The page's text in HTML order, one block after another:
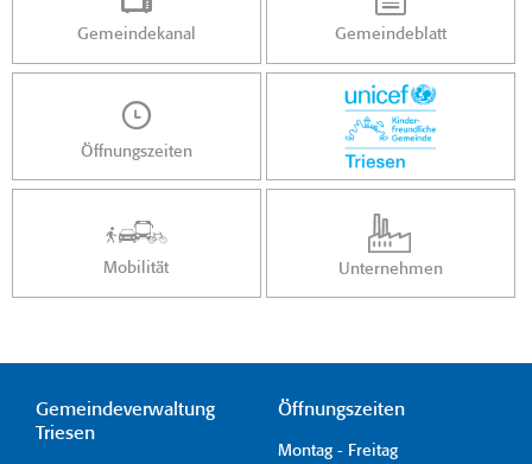
Gemeindekanal Gemeindeblatt
Öffnungszeiten
Mobilität Unternehmen
Gemeindeverwaltung
Triesen
Öffnungszeiten
Montag - Freitag